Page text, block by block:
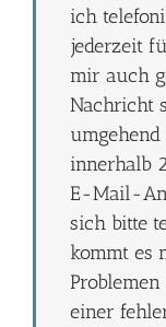
ich
jederzeit
mir auch
Nachricht
innerhalb
E-Mail-
sich bitte
kommt es
einer